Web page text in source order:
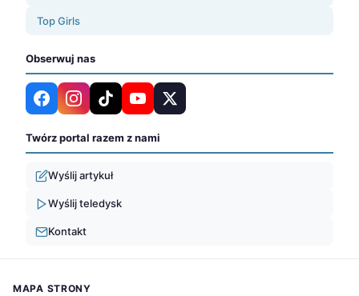
Top Girls
Obserwuj nas
Twórz portal razem z nami
Wyślij artykuł
Wyślij teledysk
Kontakt
MAPA STRONY